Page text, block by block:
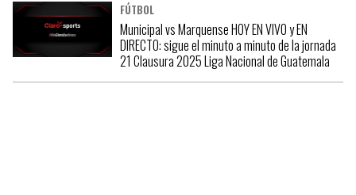
FÚTBOL
Municipal vs Marquense HOY EN VIVO y EN
DIRECTO: sigue el minuto a minuto de la jornada
21 Clausura 2025 Liga Nacional de Guatemala